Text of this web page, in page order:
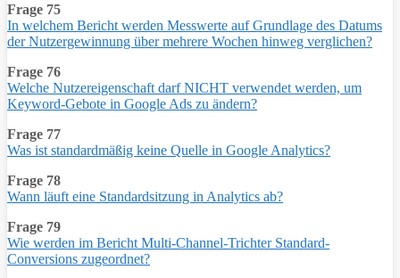
Frage 75
In welchem Bericht werden Messwerte auf Grundlage des Datums
der Nutzergewinnung über mehrere Wochen hinweg verglichen?
Frage 76
Welche Nutzereigenschaft darf NICHT verwendet werden, um
Keyword-Gebote in Google Ads zu ändern?
Frage 77
Was ist standardmäßig keine Quelle in Google Analytics?
Frage 78
Wann läuft eine Standardsitzung in Analytics ab?
Frage 79
Wie werden im Bericht Multi-Channel-Trichter Standard-
Conversions zugeordnet?